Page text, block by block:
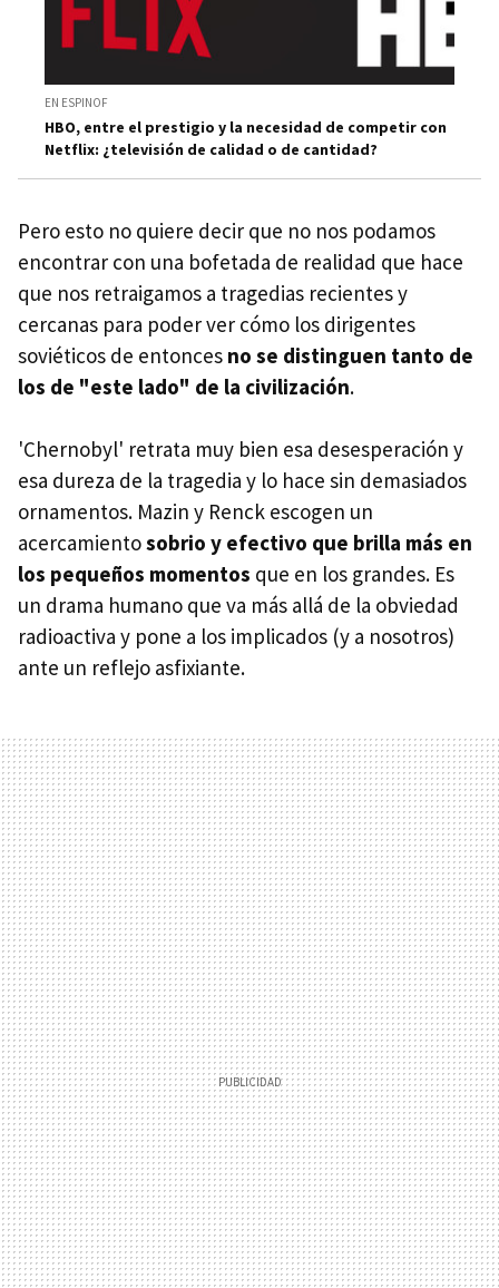
EN ESPINOF
HBO, entre el prestigio y la necesidad de competir con
Netflix: ¿televisión de calidad o de cantidad?
Pero esto no quiere decir que no nos podamos
encontrar con una bofetada de realidad que hace
que nos retraigamos a tragedias recientes y
cercanas para poder ver cómo los dirigentes
soviéticos de entonces no se distinguen tanto de
los de "este lado" de la civilización.
'Chernobyl' retrata muy bien esa desesperación y
esa dureza de la tragedia y lo hace sin demasiados
ornamentos. Mazin y Renck escogen un
acercamientosobrio y efectivo que brilla más en
los pequeños momentos que en los grandes. Es
un drama humano que va más allá de la obviedad
radioactiva y pone a los implicados (y a nosotros)
ante un reflejo asfixiante.